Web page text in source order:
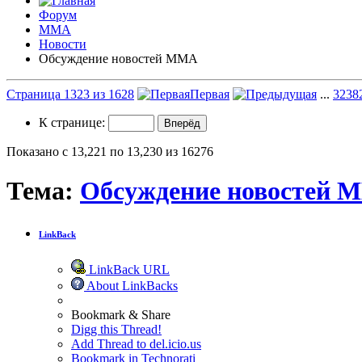
Форум
ММА
Новости
Обсуждение новостей ММА
Страница 1323 из 1628 Первая ... 323
К странице:
Показано с 13,221 по 13,230 из 16276
Тема: Обсуждение новостей
LinkBack
LinkBack URL
About LinkBacks
Bookmark & Share
Digg this Thread!
Add Thread to del.icio.us
Bookmark in Technorati